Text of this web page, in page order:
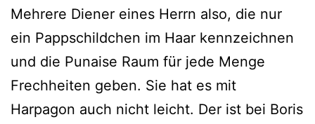
Mehrere Diener eines Herrn also, die nur
ein Pappschildchen im Haar kennzeichnen
und die Punaise Raum für jede Menge
Frechheiten geben. Sie hat es mit
Harpagon auch nicht leicht. Der ist bei Boris